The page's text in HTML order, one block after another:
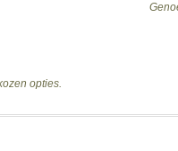
opties.